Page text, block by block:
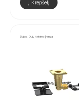
Į Krepšelį
Dujos, Dujų tiekimo įranga